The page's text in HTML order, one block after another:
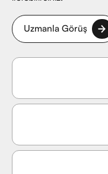
Uzmanla Görüş